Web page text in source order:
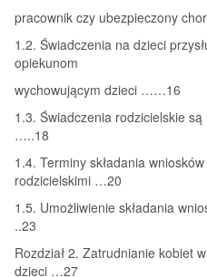
pracownik czy ubezpieczony
1.2. Świadczenia na dzieci
opiekunom
wychowującym dzieci ……16
1.3. Świadczenia rodzicielskie
…..18
1.4. Terminy składania
rodzicielskimi …20
1.5. Umożliwienie składania
..23
Rozdział 2. Zatrudnianie kobiet
dzieci …27